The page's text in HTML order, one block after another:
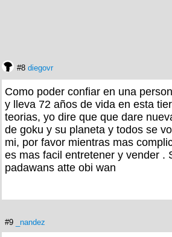
#8 diegovr
Como poder confiar en una
y lleva 72 años de vida en esta
teorias, yo dire que que dare
de goku y su planeta y todos se
mi, por favor mientras mas
es mas facil entretener y vender .
padawans atte obi wan
#9 _nandez